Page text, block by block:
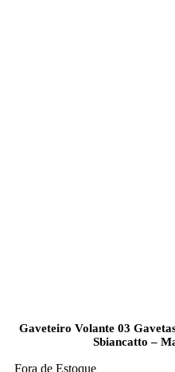
Gaveteiro Volante 03
Sbiancatto –
Fora de Estoque